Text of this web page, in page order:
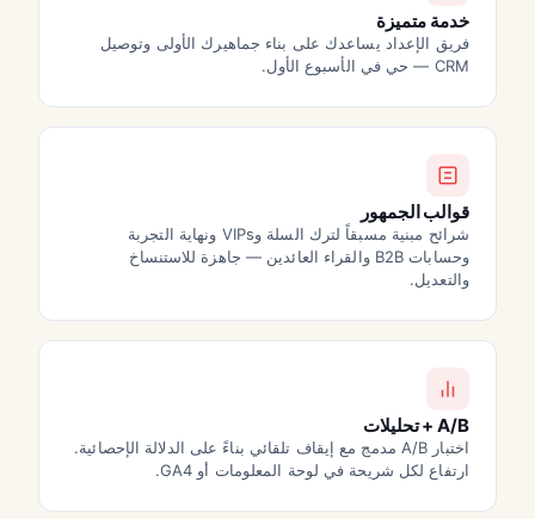
خدمة متميزة
فريق الإعداد يساعدك على بناء جماهيرك الأولى وتوصيل
CRM — حي في الأسبوع الأول.
قوالب الجمهور
شرائح مبنية مسبقاً لترك السلة وVIPs ونهاية التجربة
وحسابات B2B والقراء العائدين — جاهزة للاستنساخ
والتعديل.
A/B + تحليلات
اختبار A/B مدمج مع إيقاف تلقائي بناءً على الدلالة الإحصائية.
ارتفاع لكل شريحة في لوحة المعلومات أو GA4.